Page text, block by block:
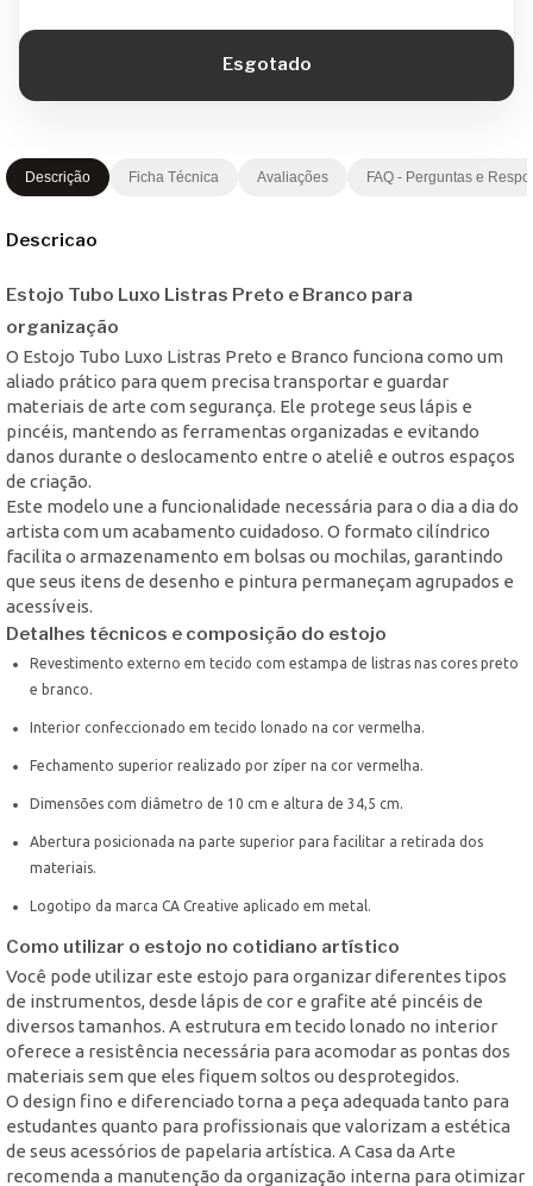
Descrição Ficha Técnica Avaliações FAQ - Perguntas e
Descricao
Estojo Tubo Luxo Listras Preto e Branco para
organização
O Estojo Tubo Luxo Listras Preto e Branco funciona como um
aliado prático para quem precisa transportar e guardar
materiais de arte com segurança. Ele protege seus lápis e
pincéis, mantendo as ferramentas organizadas e evitando
danos durante o deslocamento entre o ateliê e outros espaços
de criação.
Este modelo une a funcionalidade necessária para o dia a dia do
artista com um acabamento cuidadoso. O formato cilíndrico
facilita o armazenamento em bolsas ou mochilas, garantindo
que seus itens de desenho e pintura permaneçam agrupados e
acessíveis.
Detalhes técnicos e composição do estojo
Revestimento externo em tecido com estampa de listras nas cores preto
e branco.
Interior confeccionado em tecido lonado na cor vermelha.
Fechamento superior realizado por zíper na cor vermelha.
Dimensões com diâmetro de 10 cm e altura de 34,5 cm.
Abertura posicionada na parte superior para facilitar a retirada dos
materiais.
Logotipo da marca CA Creative aplicado em metal.
Como utilizar o estojo no cotidiano artístico
Você pode utilizar este estojo para organizar diferentes tipos
de instrumentos, desde lápis de cor e grafite até pincéis de
diversos tamanhos. A estrutura em tecido lonado no interior
oferece a resistência necessária para acomodar as pontas dos
materiais sem que eles fiquem soltos ou desprotegidos.
O design fino e diferenciado torna a peça adequada tanto para
estudantes quanto para profissionais que valorizam a estética
de seus acessórios de papelaria artística. A Casa da Arte
recomenda a manutenção da organização interna para otimizar